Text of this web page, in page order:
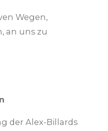
Wegen,
an uns zu
der Alex-Billards